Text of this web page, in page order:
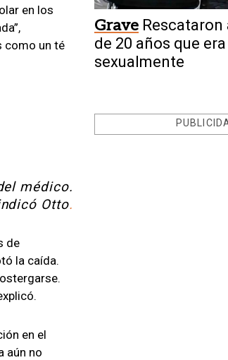
en los
como un té
médico.
Otto.
de
la caída.
en el
aún no
Grave Rescataron
de 20 años que
sexualmente